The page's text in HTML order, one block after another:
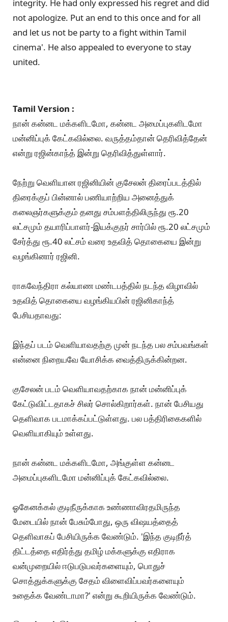
integrity. He had only expressed his regret and did
not apologize. Put an end to this once and for all
and let us not be party to a fight within Tamil
cinema'. He also appealed to everyone to stay
united.
Tamil Version :
நான் கன்னட மக்களிடமோ, கன்னட அமைப்புகளிடமோ
மன்னிப்புக் கேட்கவில்லை. வருத்தம்தான் தெரிவித்தேன்
என்று ரஜின்காந்த் இன்று தெரிவித்துள்ளார்.
நேற்று வெளியான ரஜினியின் குசேலன் திரைப்படத்தில்
திரைக்குப் பின்னால் பணியாற்றிய அனைத்துக்
கலைஞர்களுக்கும் தனது சம்பளத்திலிருந்து ரூ.20
லட்சமும் தயாரிப்பாளர்-இயக்குநர் சார்பில் ரூ.20 லட்சமும்
சேர்த்து ரூ.40 லட்சம் வரை உதவித் தொகையை இன்று
வழங்கினார் ரஜினி.
ராகவேந்திரா கல்யாண மண்டபத்தில் நடந்த விழாவில்
உதவித் தொகையை வழங்கியபின் ரஜினிகாந்த்
பேசியதாவது:
இந்தப் படம் வெளியாவதற்கு முன் நடந்த பல சம்பவங்கள்
என்னை நிறையவே யோசிக்க வைத்திருக்கின்றன.
குசேலன் படம் வெளியாவதற்காக நான் மன்னிப்புக்
கேட்டுவிட்டதாகச் சிலர் சொல்கிறார்கள். நான் பேசியது
தெளிவாக படமாக்கப்பட்டுள்ளது. பல பத்திரிகைகளில்
வெளியாகியும் உள்ளது.
நான் கன்னட மக்களிடமோ, அங்குள்ள கன்னட
அமைப்புகளிடமோ மன்னிப்புக் கேட்கவில்லை.
ஓகேனக்கல் குடிநீருக்காக உண்ணாவிரதமிருந்த
மேடையில் நான் பேசும்போது, ஒரு விஷயத்தைத்
தெளிவாகப் பேசியிருக்க வேண்டும். 'இந்த குடிநீர்த்
திட்டத்தை எதிர்த்து தமிழ் மக்களுக்கு எதிராக
வன்முறையில் ஈடுபடுபவர்களையும், பொதுச்
சொத்துக்களுக்கு சேதம் விளைவிப்பவர்களையும்
உதைக்க வேண்டாமா?' என்று கூறியிருக்க வேண்டும்.